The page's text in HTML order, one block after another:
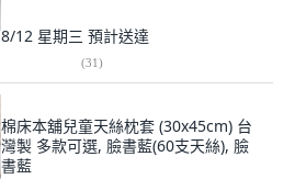
8/12 星期三 預計送達
(31)
棉床本舖兒童天絲枕套 (30x45cm) 台
灣製 多款可選, 臉書藍(60支天絲), 臉
書藍